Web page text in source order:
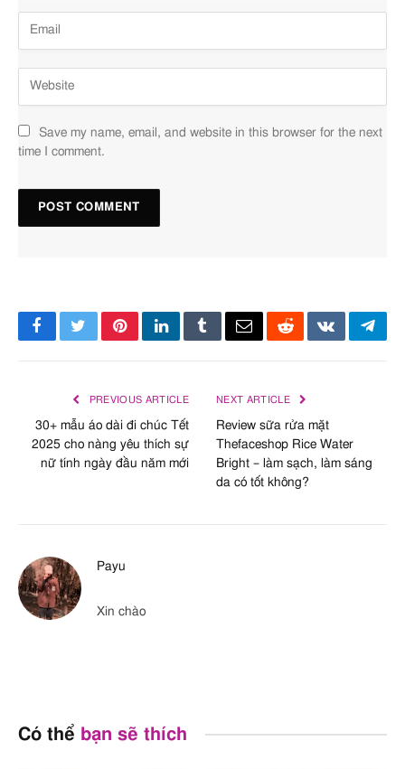
Save my name, email, and website in this browser for the next
time I comment.
FacebookTwitterPinterestLinkedInTumblrEmailRedditVKontakte
PREVIOUS ARTICLE
30+ mẫu áo dài đi chúc Tết
2025 cho nàng yêu thích sự
nữ tính ngày đầu năm mới
NEXT ARTICLE
Review sữa rửa mặt
Thefaceshop Rice Water
Bright – làm sạch, làm sáng
da có tốt không?
Payu
Xin chào
Có thể bạn sẽ thích